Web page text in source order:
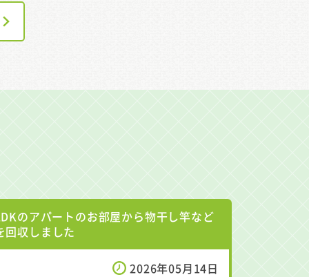
のアパートのお部屋から物干し竿など
回収しました
2026年05月14日